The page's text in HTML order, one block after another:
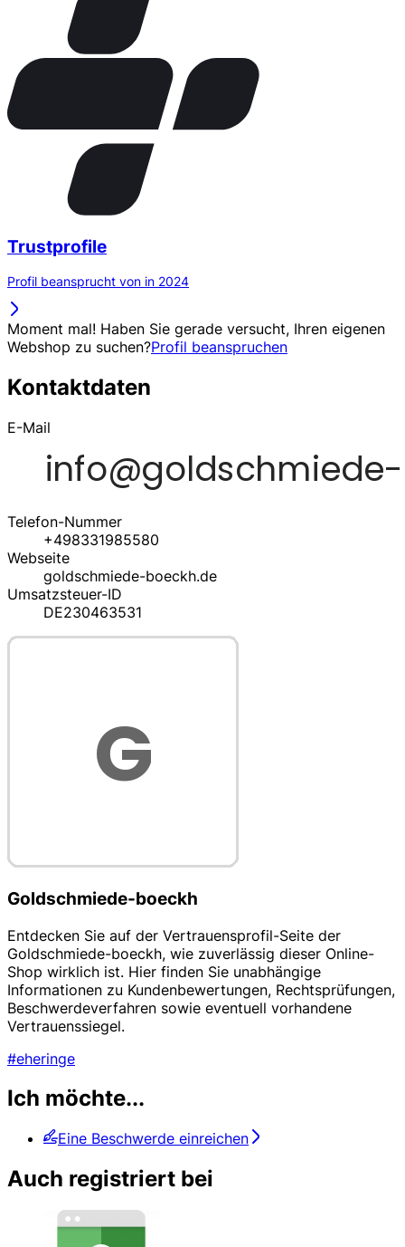
Trustprofile
Profil beansprucht von in 2024
Moment mal! Haben Sie gerade versucht, Ihren eigenen
Webshop zu suchen?Profil beanspruchen
Kontaktdaten
E-Mail
Telefon-Nummer
+498331985580
Webseite
goldschmiede-boeckh.de
Umsatzsteuer-ID
DE230463531
Goldschmiede-boeckh
Entdecken Sie auf der Vertrauensprofil-Seite der
Goldschmiede-boeckh, wie zuverlässig dieser Online-
Shop wirklich ist. Hier finden Sie unabhängige
Informationen zu Kundenbewertungen, Rechtsprüfungen,
Beschwerdeverfahren sowie eventuell vorhandene
Vertrauenssiegel.
#eheringe
Ich möchte...
Eine Beschwerde einreichen
Auch registriert bei